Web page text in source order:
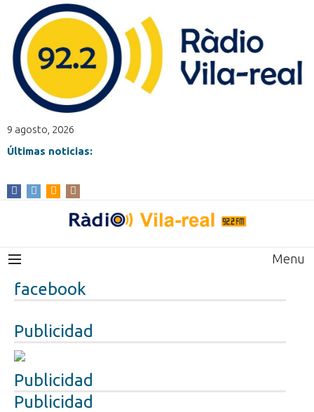
9 agosto, 2026
Últimas noticias:
Menu
facebook
Publicidad
Publicidad
Publicidad